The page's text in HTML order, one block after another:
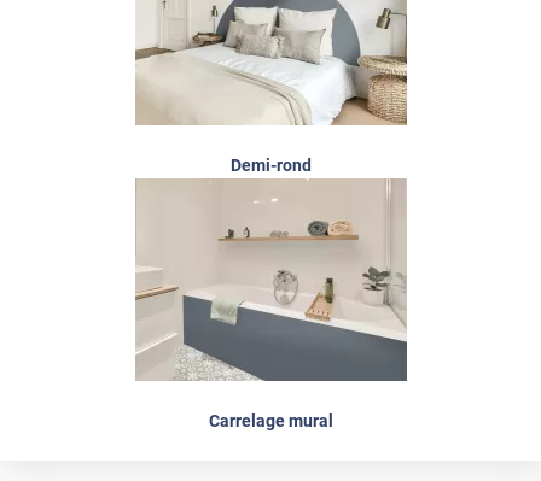
Demi-rond
Carrelage mural